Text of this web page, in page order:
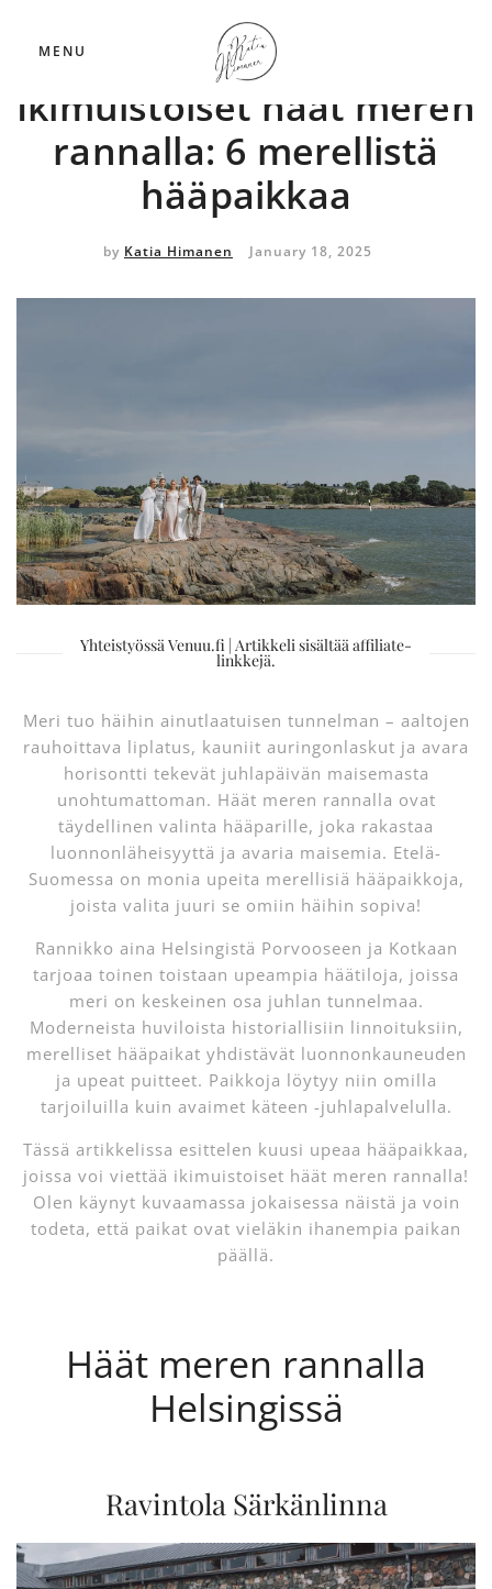
MENU Hääkuvaus
Ikimuistoiset häät meren
rannalla: 6 merellistä
hääpaikkaa
by Katia Himanen January 18, 2025
Yhteistyössä Venuu.fi | Artikkeli sisältää affiliate-
linkkejä.
Meri tuo häihin ainutlaatuisen tunnelman – aaltojen
rauhoittava liplatus, kauniit auringonlaskut ja avara
horisontti tekevät juhlapäivän maisemasta
unohtumattoman. Häät meren rannalla ovat
täydellinen valinta hääparille, joka rakastaa
luonnonläheisyyttä ja avaria maisemia. Etelä-
Suomessa on monia upeita merellisiä hääpaikkoja,
joista valita juuri se omiin häihin sopiva!
Rannikko aina Helsingistä Porvooseen ja Kotkaan
tarjoaa toinen toistaan upeampia häätiloja, joissa
meri on keskeinen osa juhlan tunnelmaa.
Moderneista huviloista historiallisiin linnoituksiin,
merelliset hääpaikat yhdistävät luonnonkauneuden
ja upeat puitteet. Paikkoja löytyy niin omilla
tarjoiluilla kuin avaimet käteen -juhlapalvelulla.
Tässä artikkelissa esittelen kuusi upeaa hääpaikkaa,
joissa voi viettää ikimuistoiset häät meren rannalla!
Olen käynyt kuvaamassa jokaisessa näistä ja voin
todeta, että paikat ovat vieläkin ihanempia paikan
päällä.
Häät meren rannalla
Helsingissä
Ravintola Särkänlinna